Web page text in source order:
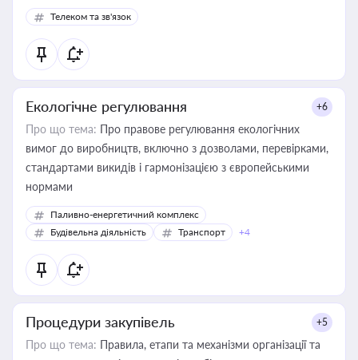
споживачів.
Телеком та зв'язок
Екологічне регулювання +6
Про що тема: Про правове регулювання екологічних
вимог до виробництв, включно з дозволами, перевірками,
стандартами викидів і гармонізацією з європейськими
нормами
Паливно-енергетичний комплекс
Будівельна діяльність
Транспорт +4
Процедури закупівель +5
Про що тема: Правила, етапи та механізми організації та